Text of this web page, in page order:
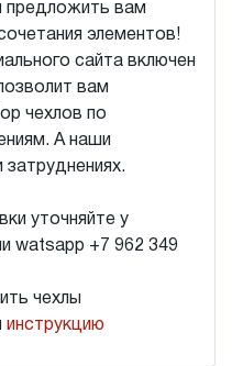
вам
элементов!
сайта включен
вам
чехлов по
А наши
уточняйте у
watsapp +7 962 349
чехлы
инструкцию